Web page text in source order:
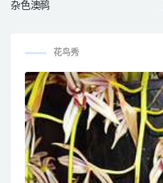
杂色澳䴓
花鸟秀